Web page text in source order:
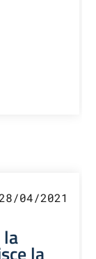
04/2021